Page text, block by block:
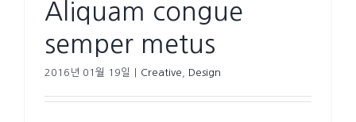
Aliquam congue
semper metus
2016년 01월 19일 Creative Design